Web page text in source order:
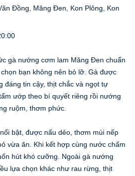
Đồng, Măng Đen, Kon Plông, Kon
gà nướng cơm lam Măng Đen chuẩn
bạn không nên bỏ lỡ. Gà được
đáng tin cậy, thịt chắc và ngọt tự
ướp theo bí quyết riêng rồi nướng
ruộm, thơm phức.
bật, được nấu dẻo, thơm mùi nếp
vừa ăn. Khi kết hợp cùng nước chấm
hút khó cưỡng. Ngoài gà nướng
lựa chọn khác như rau rừng, thịt